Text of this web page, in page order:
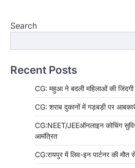
Search
Recent Posts
CG: महुआ ने बदली महिलाओं की जिंदगी
CG: शराब दुकानों में गड़बड़ी पर
CG:NEET/JEEऑनलाइन कोचिंग
आमंत्रित
CG:रायपुर में लिव-इन पार्टनर की